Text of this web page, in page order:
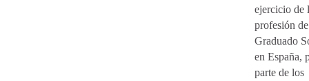
ejercicio de
profesión de
Graduado
en España,
parte de los